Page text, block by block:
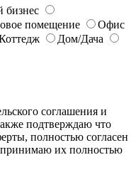
бизнес
помещение
Офис
Дом/Дача
соглашения и
подтверждаю что
полностью согласен
их полностью